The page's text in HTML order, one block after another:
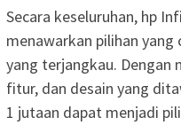
Secara keseluruhan, hp
menawarkan pilihan yang
yang terjangkau.
fitur, dan desain yang
1 jutaan dapat menjadi